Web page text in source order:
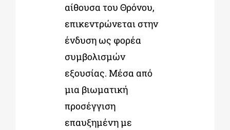
αίθουσα του Θρόνου,
επικεντρώνεται στην
ένδυση ως φορέα
συμβολισμών
εξουσίας. Μέσα από
μια βιωματική
προσέγγιση
επαυξημένη με